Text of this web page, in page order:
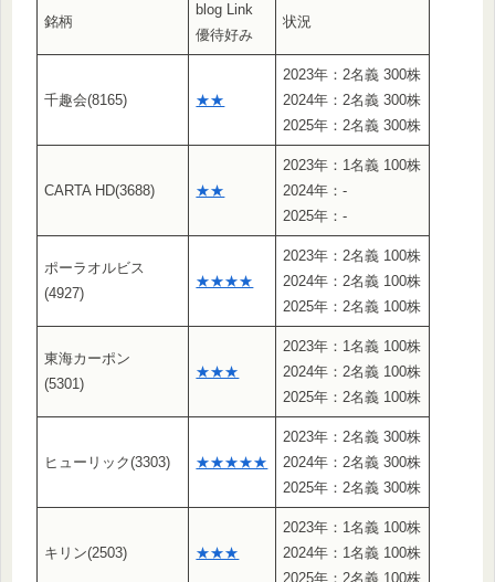
銘柄
blog Link
優待好み
状況
千趣会(8165) ★★
2023年：2名義 300株
2024年：2名義 300株
2025年：2名義 300株
CARTA HD(3688) ★★
2023年：1名義 100株
2024年：-
2025年：-
ポーラオルビス
(4927)
★★★★
2023年：2名義 100株
2024年：2名義 100株
2025年：2名義 100株
東海カーポン
(5301)
★★★
2023年：1名義 100株
2024年：2名義 100株
2025年：2名義 100株
ヒューリック(3303) ★★★★★
2023年：2名義 300株
2024年：2名義 300株
2025年：2名義 300株
キリン(2503) ★★★
2023年：1名義 100株
2024年：1名義 100株
2025年：2名義 100株